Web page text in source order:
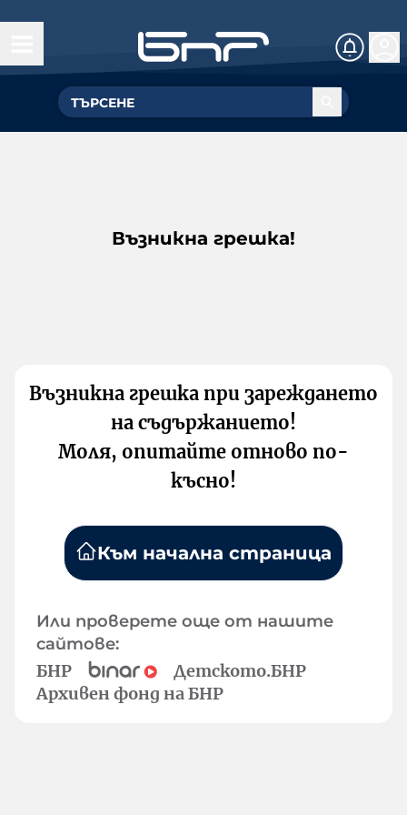
Възникна грешка!
Възникна грешка при зареждането
на съдържанието!
Моля, опитайте отново по-
късно!
Към начална страница
Или проверете още от нашите
сайтове:
БНР
Детското.БНР
Архивен фонд на БНР